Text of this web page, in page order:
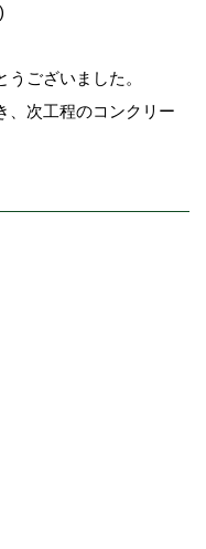
ございました。
次工程のコンクリー